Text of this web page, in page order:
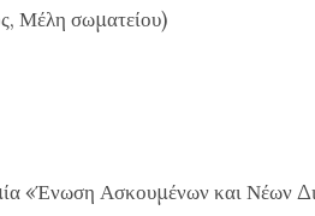
Μέλη σωματείου)
«Ένωση Ασκουμένων και Νέων